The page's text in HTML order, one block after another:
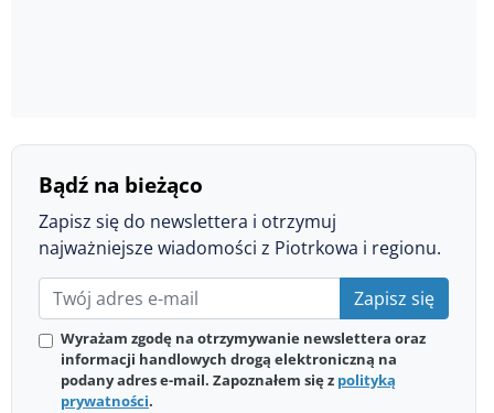
Bądź na bieżąco
Zapisz się do newslettera i otrzymuj
najważniejsze wiadomości z Piotrkowa i regionu.
Zapisz się
Wyrażam zgodę na otrzymywanie newslettera oraz
informacji handlowych drogą elektroniczną na
podany adres e-mail. Zapoznałem się z polityką
prywatności.